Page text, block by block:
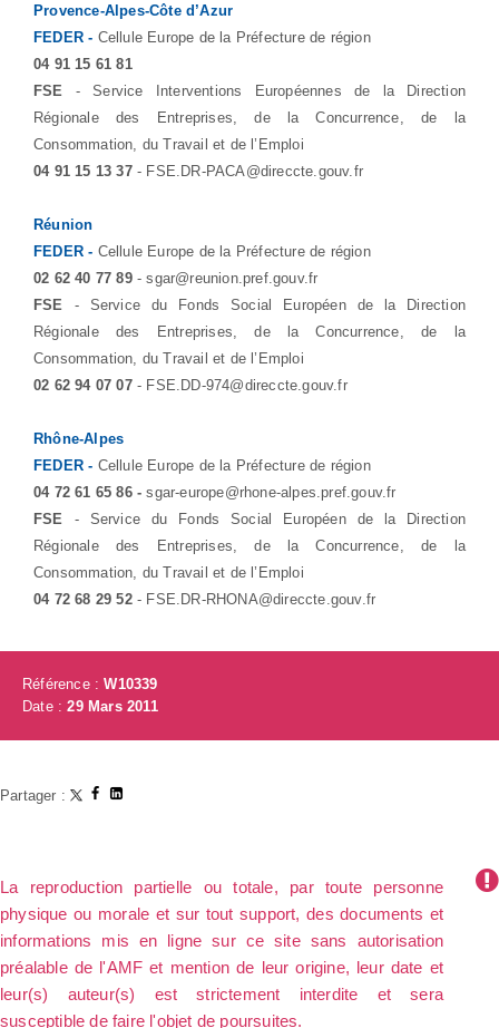
Provence-Alpes-Côte d’Azur
FEDER - Cellule Europe de la Préfecture de région
04 91 15 61 81
FSE - Service Interventions Européennes de la Direction
Régionale des Entreprises, de la Concurrence, de la
Consommation, du Travail et de l’Emploi
04 91 15 13 37 - FSE.DR-PACA@direccte.gouv.fr
Réunion
FEDER - Cellule Europe de la Préfecture de région
02 62 40 77 89 - sgar@reunion.pref.gouv.fr
FSE - Service du Fonds Social Européen de la Direction
Régionale des Entreprises, de la Concurrence, de la
Consommation, du Travail et de l’Emploi
02 62 94 07 07 - FSE.DD-974@direccte.gouv.fr
Rhône-Alpes
FEDER - Cellule Europe de la Préfecture de région
04 72 61 65 86 -sgar-europe@rhone-alpes.pref.gouv.fr
FSE - Service du Fonds Social Européen de la Direction
Régionale des Entreprises, de la Concurrence, de la
Consommation, du Travail et de l’Emploi
04 72 68 29 52 - FSE.DR-RHONA@direccte.gouv.fr
Référence :W10339
Date :29 Mars 2011
Partager :
La reproduction partielle ou totale, par toute personne
physique ou morale et sur tout support, des documents et
informations mis en ligne sur ce site sans autorisation
préalable de l'AMF et mention de leur origine, leur date et
leur(s) auteur(s) est strictement interdite et sera
susceptible de faire l'objet de poursuites.